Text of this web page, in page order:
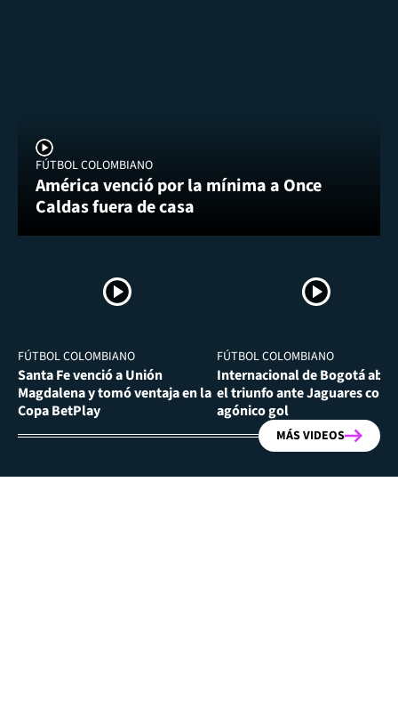
FÚTBOL COLOMBIANO
América venció por la mínima a Once
Caldas fuera de casa
FÚTBOL COLOMBIANO
Santa Fe venció a Unión
Magdalena y tomó ventaja en la
Copa BetPlay
FÚTBOL COLOMBIANO
Internacional de Bogotá
el triunfo ante Jaguares con
agónico gol
MÁS VIDEOS